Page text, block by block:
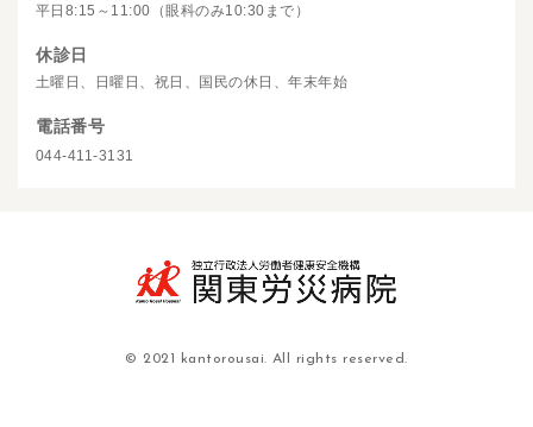
平日8:15～11:00（眼科のみ10:30まで）
休診日
土曜日、日曜日、祝日、国民の休日、年末年始
電話番号
044-411-3131
© 2021 kantorousai. All rights reserved.